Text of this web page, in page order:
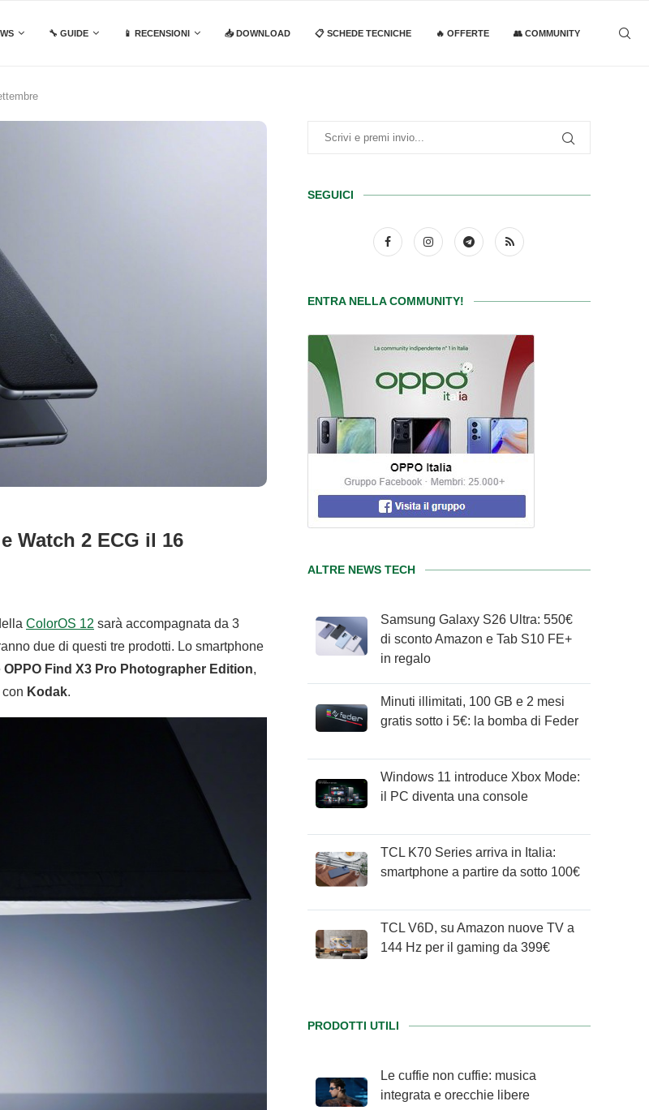
🔧 GUIDE 📱 RECENSIONI 📥 DOWNLOAD 📋 SCHEDE TECNICHE 🔥 OFFERTE 👥 COMMUNITY
Watch 2 ECG il 16
ColorOS 12 sarà accompagnata da 3
due di questi tre prodotti. Lo smartphone
OPPO Find X3 Pro Photographer Edition,
Kodak.
SEGUICI
ENTRA NELLA COMMUNITY!
ALTRE NEWS TECH
Samsung Galaxy S26 Ultra: 550€
di sconto Amazon e Tab S10 FE+
in regalo
Minuti illimitati, 100 GB e 2 mesi
gratis sotto i 5€: la bomba di Feder
Windows 11 introduce Xbox Mode:
il PC diventa una console
TCL K70 Series arriva in Italia:
smartphone a partire da sotto 100€
TCL V6D, su Amazon nuove TV a
144 Hz per il gaming da 399€
PRODOTTI UTILI
Le cuffie non cuffie: musica
integrata e orecchie libere